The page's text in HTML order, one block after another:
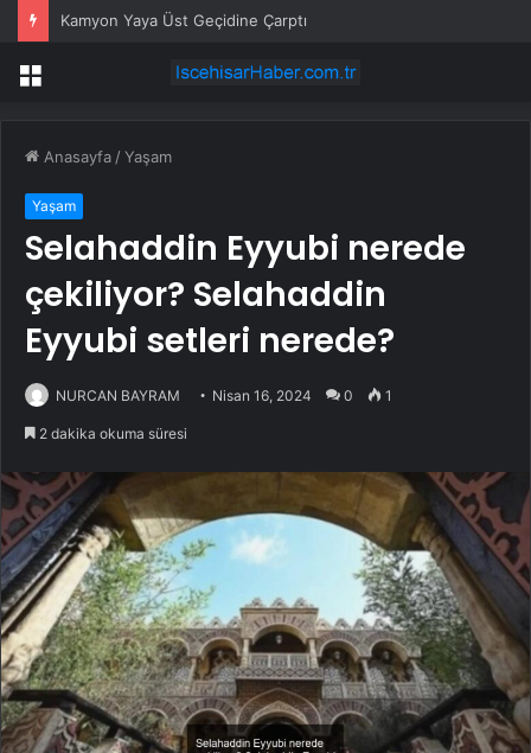
Kamyon Yaya Üst Geçidine Çarptı
Menü
Anasayfa /Yaşam
Yaşam
Selahaddin Eyyubi nerede
çekiliyor? Selahaddin
Eyyubi setleri nerede?
NURCAN BAYRAM Nisan 16, 2024 0 1
2 dakika okuma süresi